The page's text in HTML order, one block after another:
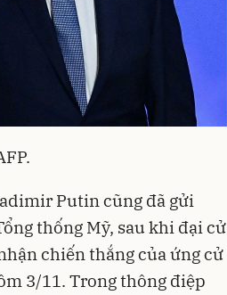
Putin cũng đã gửi
thống Mỹ, sau khi đại cử
chiến thắng của ứng cử
3/11. Trong thông điệp